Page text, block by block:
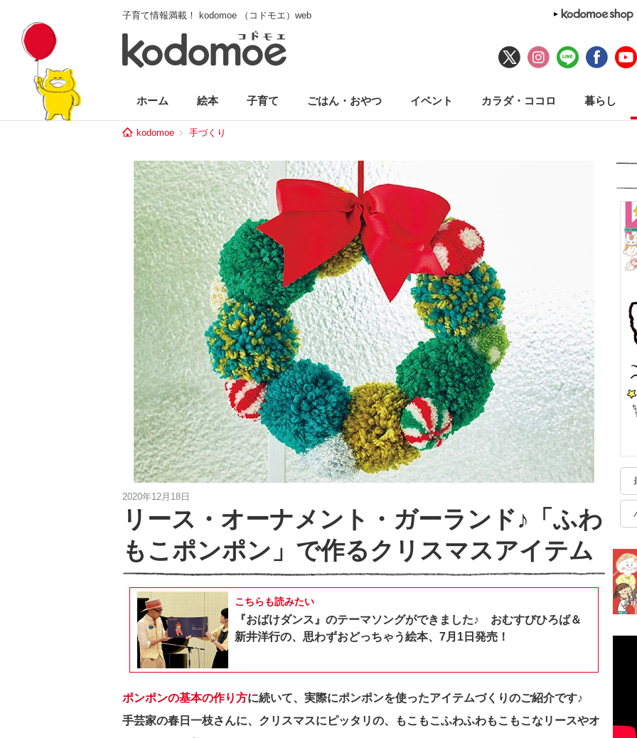
子育て情報満載！ kodomoe （コドモエ）web
ホーム 絵本 子育て ごはん・おやつ イベント カラダ・ココロ 暮らし
kodomoe 手づくり
2020年12月18日
リース・オーナメント・ガーランド♪「ふわ
もこポンポン」で作るクリスマスアイテム
こちらも読みたい
『おばけダンス』のテーマソングができました♪ おむすびひろば＆
新井洋行の、思わずおどっちゃう絵本、7月1日発売！
ポンポンの基本の作り方に続いて、実際にポンポンを使ったアイテムづくりのご紹介です♪
手芸家の春日一枝さんに、クリスマスにピッタリの、もこもこふわふわもこもこなリースやオ